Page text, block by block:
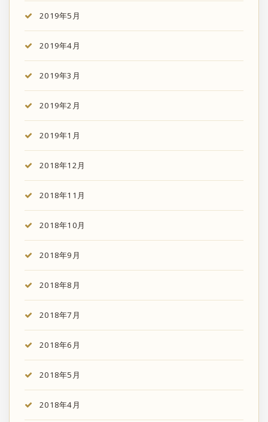
2019年5月
2019年4月
2019年3月
2019年2月
2019年1月
2018年12月
2018年11月
2018年10月
2018年9月
2018年8月
2018年7月
2018年6月
2018年5月
2018年4月